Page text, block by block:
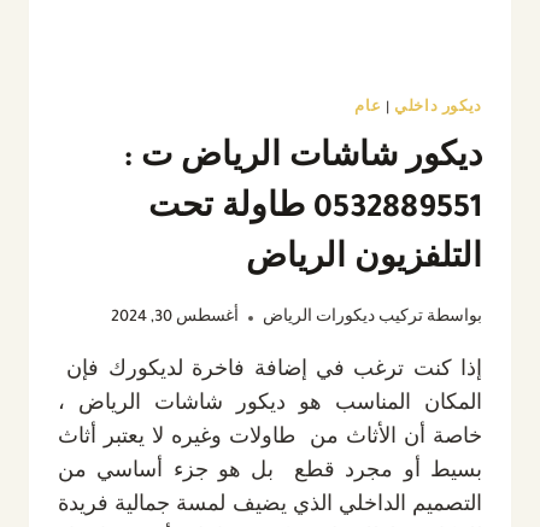
ديكور داخلي عام
ديكور شاشات الرياض ت :
0532889551 طاولة تحت
التلفزيون الرياض
بواسطة تركيب ديكورات الرياض أغسطس 30, 2024
إذا كنت ترغب في إضافة فاخرة لديكورك فإن
المكان المناسب هو ديكور شاشات الرياض ،
خاصة أن الأثاث من طاولات وغيره لا يعتبر أثاث
بسيط أو مجرد قطع بل هو جزء أساسي من
التصميم الداخلي الذي يضيف لمسة جمالية فريدة